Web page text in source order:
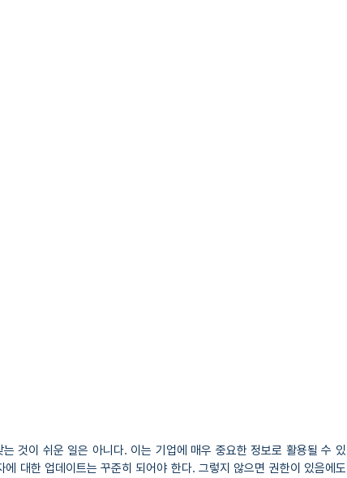
것이 쉬운 일은 아니다. 이는 기업에 매우 중요한 정보로 활용될 수 있
대한 업데이트는 꾸준히 되어야 한다. 그렇지 않으면 권한이 있음에도